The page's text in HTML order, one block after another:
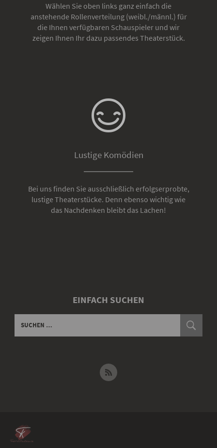
Wählen Sie oben links ganz einfach die
anstehende Rollenverteilung (weibl./männl.) für
die Ihnen verfügbaren Schauspieler und wir
zeigen Ihnen Ihr dazu passendes Theaterstück.
Lustige Komödien
Bei uns finden Sie ausschließlich erfolgserprobte,
lustige Theaterstücke. Denn ebenso wichtig wie
das Nachdenken bleibt das Lachen!
EINFACH SUCHEN